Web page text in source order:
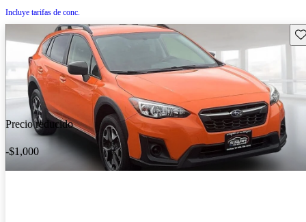
Incluye tarifas de conc.
Precio reducido
-$1,000